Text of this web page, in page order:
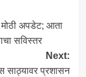
अपडेट; आता
सविस्तर
Next:
साठ्यावर प्रशासन